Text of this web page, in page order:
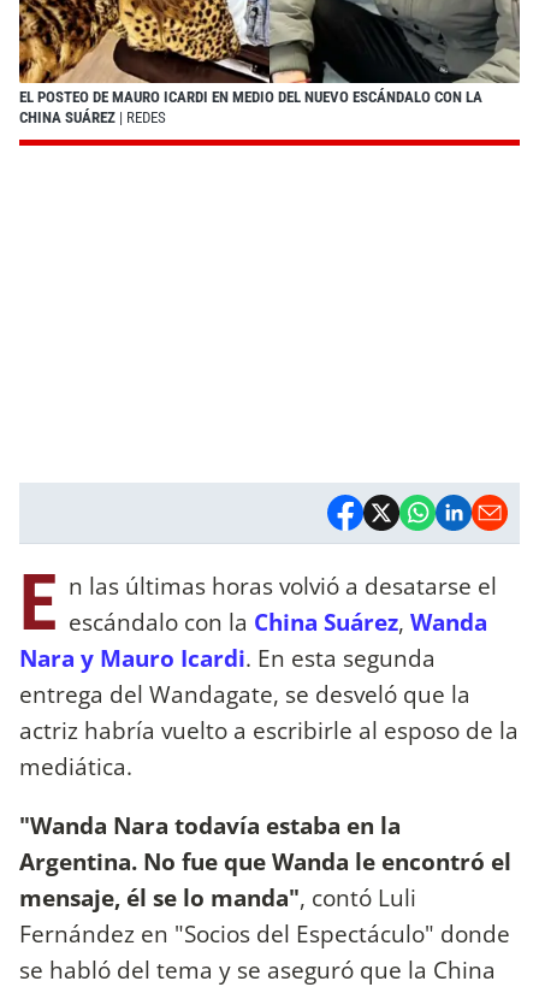
EL POSTEO DE MAURO ICARDI EN MEDIO DEL NUEVO ESCÁNDALO CON LA
CHINA SUÁREZ | REDES
E n las últimas horas volvió a desatarse el
escándalo con la China Suárez, Wanda
Nara y Mauro Icardi. En esta segunda
entrega del Wandagate, se desveló que la
actriz habría vuelto a escribirle al esposo de la
mediática.
"Wanda Nara todavía estaba en la
Argentina. No fue que Wanda le encontró el
mensaje, él se lo manda", contó Luli
Fernández en "Socios del Espectáculo" donde
se habló del tema y se aseguró que la China